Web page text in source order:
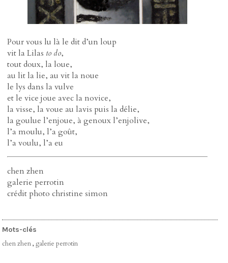
Pour vous lu là le dit d’un loup
vit la Lilas to do,
tout doux, la loue,
au lit la lie, au vit la noue
le lys dans la vulve
et le vice joue avec la novice,
la visse, la voue au lavis puis la délie,
la goulue l’enjoue, à genoux l’enjolive,
l’a moulu, l’a goût,
l’a voulu, l’a eu
chen zhen
galerie perrotin
crédit photo christine simon
Mots-clés
chen zhen,galerie perrotin